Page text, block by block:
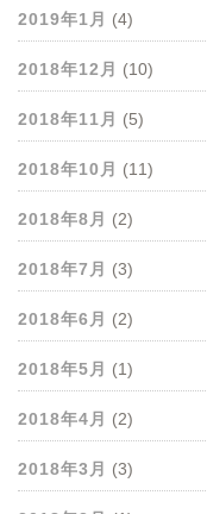
2019年1月 (4)
2018年12月 (10)
2018年11月 (5)
2018年10月 (11)
2018年8月 (2)
2018年7月 (3)
2018年6月 (2)
2018年5月 (1)
2018年4月 (2)
2018年3月 (3)